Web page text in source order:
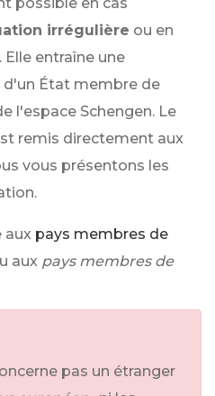
irrégulière ou en
. Elle entraîne une
État membre de
l'espace Schengen. Le
remis directement aux
vous présentons les
aux pays membres de
aux pays membres de
pas un étranger